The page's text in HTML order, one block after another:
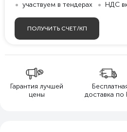
участвуем в тендерах
НДС
ПОЛУЧИТЬ СЧЕТ/КП
Гарантия лучшей
цены
доставка по